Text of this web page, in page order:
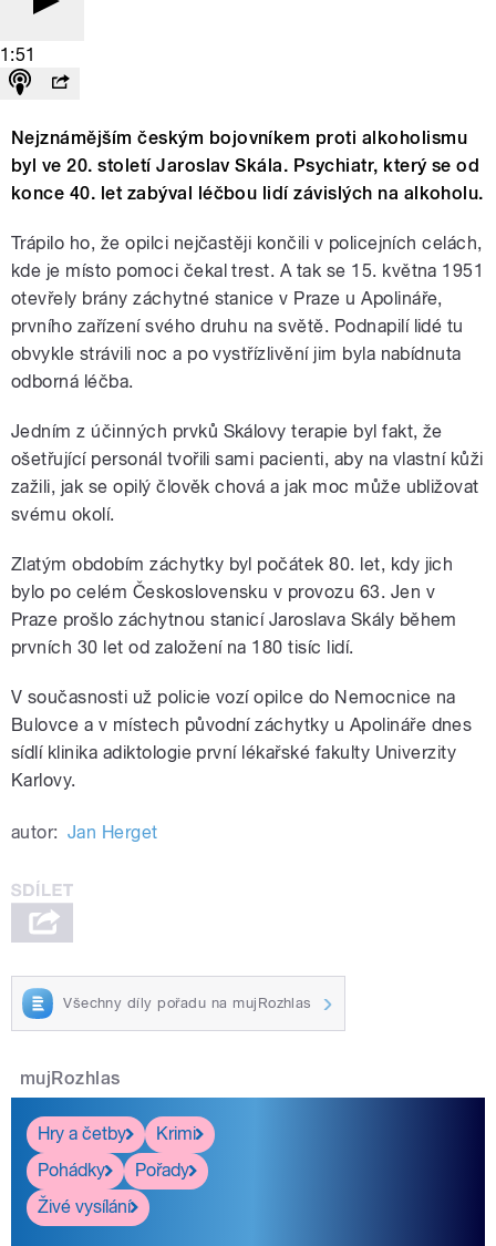
1:51
Nejznámějším českým bojovníkem proti alkoholismu
byl ve 20. století Jaroslav Skála. Psychiatr, který se od
konce 40. let zabýval léčbou lidí závislých na alkoholu.
Trápilo ho, že opilci nejčastěji končili v policejních celách,
kde je místo pomoci čekal trest. A tak se 15. května 1951
otevřely brány záchytné stanice v Praze u Apolináře,
prvního zařízení svého druhu na světě. Podnapilí lidé tu
obvykle strávili noc a po vystřízlivění jim byla nabídnuta
odborná léčba.
Jedním z účinných prvků Skálovy terapie byl fakt, že
ošetřující personál tvořili sami pacienti, aby na vlastní kůži
zažili, jak se opilý člověk chová a jak moc může ubližovat
svému okolí.
Zlatým obdobím záchytky byl počátek 80. let, kdy jich
bylo po celém Československu v provozu 63. Jen v
Praze prošlo záchytnou stanicí Jaroslava Skály během
prvních 30 let od založení na 180 tisíc lidí.
V současnosti už policie vozí opilce do Nemocnice na
Bulovce a v místech původní záchytky u Apolináře dnes
sídlí klinika adiktologie první lékařské fakulty Univerzity
Karlovy.
autor: Jan Herget
Všechny díly pořadu na mujRozhlas
mujRozhlas
Hry a četby
Krimi
Pohádky
Pořady
Živé vysílání